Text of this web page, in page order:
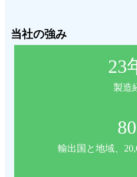
当社の強み
23
製造
80
輸出国と地域、